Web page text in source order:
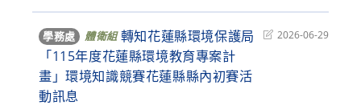
學務處 體衛組 轉知花蓮縣環境保護局
「115年度花蓮縣環境教育專案計
畫」環境知識競賽花蓮縣縣內初賽活
動訊息
Post2026-06-29